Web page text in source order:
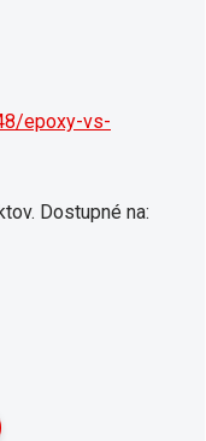
epoxy-vs-
Dostupné na: